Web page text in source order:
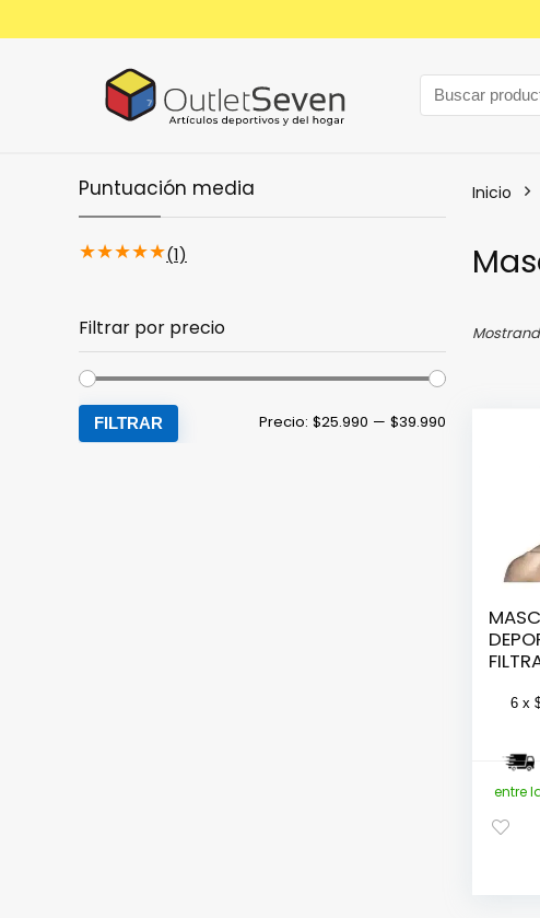
Puntuación media
★★★★★(1)
Filtrar por precio
FILTRAR Precio: $25.990 — $39.990
Inicio
–6 x
entre